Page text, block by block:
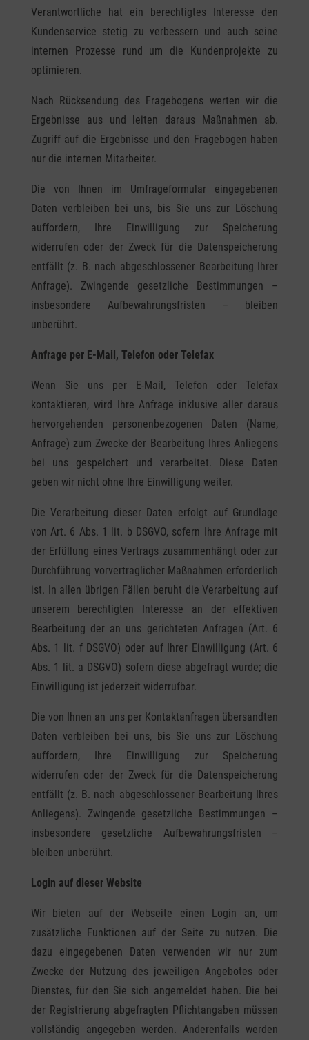
Verantwortliche hat ein berechtigtes Interesse den
Kundenservice stetig zu verbessern und auch seine
internen Prozesse rund um die Kundenprojekte zu
optimieren.
Nach Rücksendung des Fragebogens werten wir die
Ergebnisse aus und leiten daraus Maßnahmen ab.
Zugriff auf die Ergebnisse und den Fragebogen haben
nur die internen Mitarbeiter.
Die von Ihnen im Umfrageformular eingegebenen
Daten verbleiben bei uns, bis Sie uns zur Löschung
auffordern, Ihre Einwilligung zur Speicherung
widerrufen oder der Zweck für die Datenspeicherung
entfällt (z. B. nach abgeschlossener Bearbeitung Ihrer
Anfrage). Zwingende gesetzliche Bestimmungen –
insbesondere Aufbewahrungsfristen – bleiben
unberührt.
Anfrage per E-Mail, Telefon oder Telefax
Wenn Sie uns per E-Mail, Telefon oder Telefax
kontaktieren, wird Ihre Anfrage inklusive aller daraus
hervorgehenden personenbezogenen Daten (Name,
Anfrage) zum Zwecke der Bearbeitung Ihres Anliegens
bei uns gespeichert und verarbeitet. Diese Daten
geben wir nicht ohne Ihre Einwilligung weiter.
Die Verarbeitung dieser Daten erfolgt auf Grundlage
von Art. 6 Abs. 1 lit. b DSGVO, sofern Ihre Anfrage mit
der Erfüllung eines Vertrags zusammenhängt oder zur
Durchführung vorvertraglicher Maßnahmen erforderlich
ist. In allen übrigen Fällen beruht die Verarbeitung auf
unserem berechtigten Interesse an der effektiven
Bearbeitung der an uns gerichteten Anfragen (Art. 6
Abs. 1 lit. f DSGVO) oder auf Ihrer Einwilligung (Art. 6
Abs. 1 lit. a DSGVO) sofern diese abgefragt wurde; die
Einwilligung ist jederzeit widerrufbar.
Die von Ihnen an uns per Kontaktanfragen übersandten
Daten verbleiben bei uns, bis Sie uns zur Löschung
auffordern, Ihre Einwilligung zur Speicherung
widerrufen oder der Zweck für die Datenspeicherung
entfällt (z. B. nach abgeschlossener Bearbeitung Ihres
Anliegens). Zwingende gesetzliche Bestimmungen –
insbesondere gesetzliche Aufbewahrungsfristen –
bleiben unberührt.
Login auf dieser Website
Wir bieten auf der Webseite einen Login an, um
zusätzliche Funktionen auf der Seite zu nutzen. Die
dazu eingegebenen Daten verwenden wir nur zum
Zwecke der Nutzung des jeweiligen Angebotes oder
Dienstes, für den Sie sich angemeldet haben. Die bei
der Registrierung abgefragten Pflichtangaben müssen
vollständig angegeben werden. Anderenfalls werden